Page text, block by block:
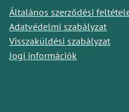
Általános szerződési
Adatvédelmi szabályzat
Visszaküldési szabályzat
Jogi információk